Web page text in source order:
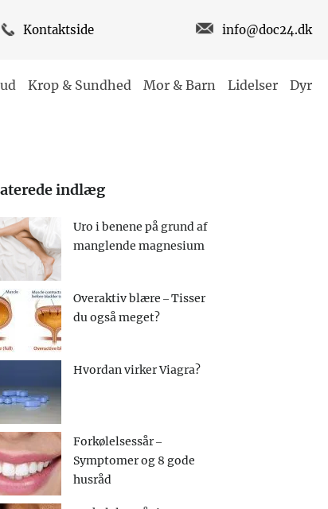
Kontaktside info@doc24.dk
Krop & Sundhed Mor & Barn Lidelser Dyr
indlæg
Uro i benene på grund af
manglende magnesium
Overaktiv blære – Tisser
du også meget?
Hvordan virker Viagra?
Forkølelsessår –
Symptomer og 8 gode
husråd